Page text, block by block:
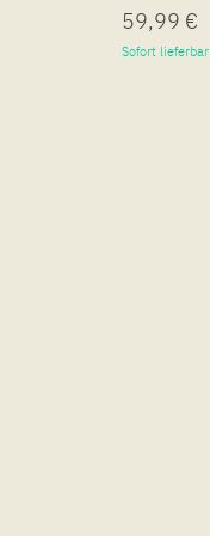
59,99 €
Sofort lieferbar